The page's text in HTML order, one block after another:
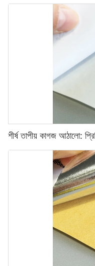
শীর্ষ তাপীয় কাগজ আঠালো: